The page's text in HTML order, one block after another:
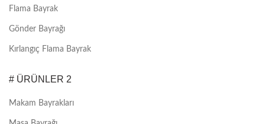
Flama Bayrak
Gönder Bayrağı
Kırlangıç Flama Bayrak
# ÜRÜNLER 2
Makam Bayrakları